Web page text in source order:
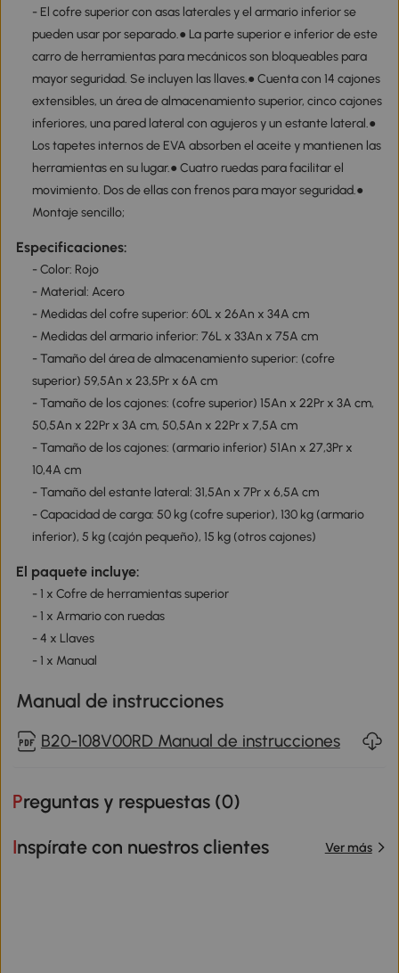
- El cofre superior con asas laterales y el armario inferior se
pueden usar por separado.● La parte superior e inferior de este
carro de herramientas para mecánicos son bloqueables para
mayor seguridad. Se incluyen las llaves.● Cuenta con 14 cajones
extensibles, un área de almacenamiento superior, cinco cajones
inferiores, una pared lateral con agujeros y un estante lateral.●
Los tapetes internos de EVA absorben el aceite y mantienen las
herramientas en su lugar.● Cuatro ruedas para facilitar el
movimiento. Dos de ellas con frenos para mayor seguridad.●
Montaje sencillo;
Especificaciones:
- Color: Rojo
- Material: Acero
- Medidas del cofre superior: 60L x 26An x 34A cm
- Medidas del armario inferior: 76L x 33An x 75A cm
- Tamaño del área de almacenamiento superior: (cofre
superior) 59,5An x 23,5Pr x 6A cm
- Tamaño de los cajones: (cofre superior) 15An x 22Pr x 3A cm,
50,5An x 22Pr x 3A cm, 50,5An x 22Pr x 7,5A cm
- Tamaño de los cajones: (armario inferior) 51An x 27,3Pr x
10,4A cm
- Tamaño del estante lateral: 31,5An x 7Pr x 6,5A cm
- Capacidad de carga: 50 kg (cofre superior), 130 kg (armario
inferior), 5 kg (cajón pequeño), 15 kg (otros cajones)
El paquete incluye:
- 1 x Cofre de herramientas superior
- 1 x Armario con ruedas
- 4 x Llaves
- 1 x Manual
Manual de instrucciones
B20-108V00RD Manual de instrucciones
Preguntas y respuestas (0)
Inspírate con nuestros clientes Ver más